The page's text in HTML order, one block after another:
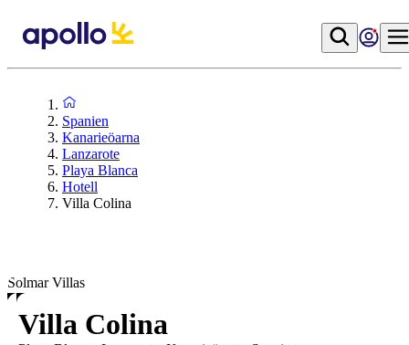
Spanien
Kanarieöarna
Lanzarote
Playa Blanca
Hotell
Villa Colina
Solmar Villas
Villa Colina